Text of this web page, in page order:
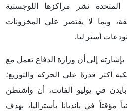
نشر مراكزها اللوجستية
وبما لا يقتصر على المخزونات
أستراليا.
بإشارته إلى أن وزارة الدفاع تعمل مع
أكثر قدرةً على الحركة والتوزيع؛
في يوليو الفائت، أن واشنطن
في بانديانا بأستراليا، بهدف